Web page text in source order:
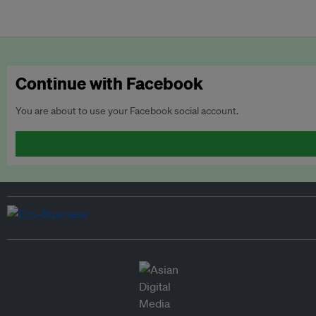
Continue with Facebook
You are about to use your Facebook social account.